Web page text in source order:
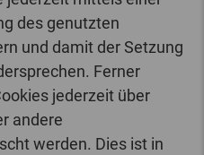
des genutzten
und damit der Setzung
Ferner
jederzeit über
andere
werden. Dies ist in